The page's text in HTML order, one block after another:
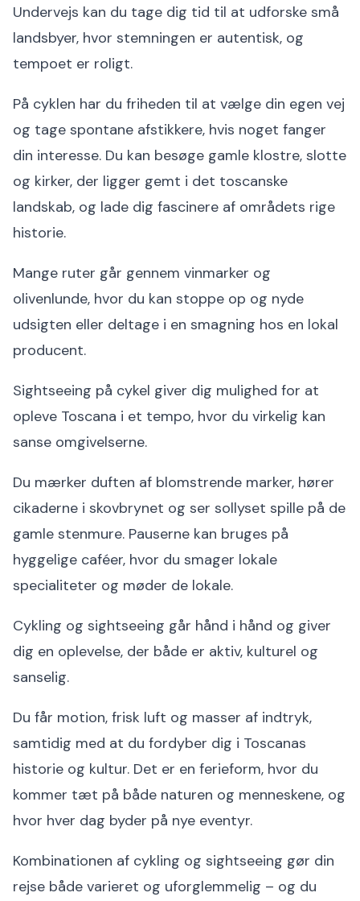
Undervejs kan du tage dig tid til at udforske små
landsbyer, hvor stemningen er autentisk, og
tempoet er roligt.
På cyklen har du friheden til at vælge din egen vej
og tage spontane afstikkere, hvis noget fanger
din interesse. Du kan besøge gamle klostre, slotte
og kirker, der ligger gemt i det toscanske
landskab, og lade dig fascinere af områdets rige
historie.
Mange ruter går gennem vinmarker og
olivenlunde, hvor du kan stoppe op og nyde
udsigten eller deltage i en smagning hos en lokal
producent.
Sightseeing på cykel giver dig mulighed for at
opleve Toscana i et tempo, hvor du virkelig kan
sanse omgivelserne.
Du mærker duften af blomstrende marker, hører
cikaderne i skovbrynet og ser sollyset spille på de
gamle stenmure. Pauserne kan bruges på
hyggelige caféer, hvor du smager lokale
specialiteter og møder de lokale.
Cykling og sightseeing går hånd i hånd og giver
dig en oplevelse, der både er aktiv, kulturel og
sanselig.
Du får motion, frisk luft og masser af indtryk,
samtidig med at du fordyber dig i Toscanas
historie og kultur. Det er en ferieform, hvor du
kommer tæt på både naturen og menneskene, og
hvor hver dag byder på nye eventyr.
Kombinationen af cykling og sightseeing gør din
rejse både varieret og uforglemmelig – og du